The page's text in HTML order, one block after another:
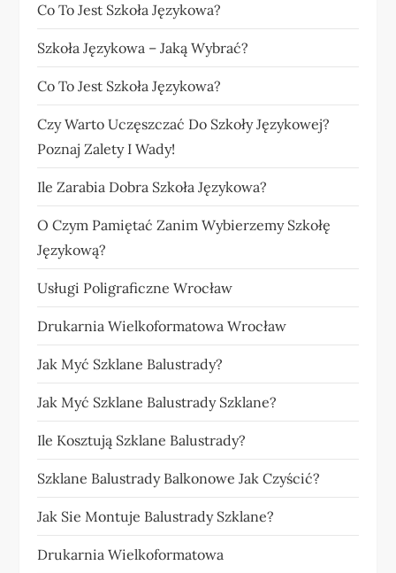
Co To Jest Szkoła Językowa?
Szkoła Językowa – Jaką Wybrać?
Co To Jest Szkoła Językowa?
Czy Warto Uczęszczać Do Szkoły Językowej?
Poznaj Zalety I Wady!
Ile Zarabia Dobra Szkoła Językowa?
O Czym Pamiętać Zanim Wybierzemy Szkołę
Językową?
Usługi Poligraficzne Wrocław
Drukarnia Wielkoformatowa Wrocław
Jak Myć Szklane Balustrady?
Jak Myć Szklane Balustrady Szklane?
Ile Kosztują Szklane Balustrady?
Szklane Balustrady Balkonowe Jak Czyścić?
Jak Sie Montuje Balustrady Szklane?
Drukarnia Wielkoformatowa